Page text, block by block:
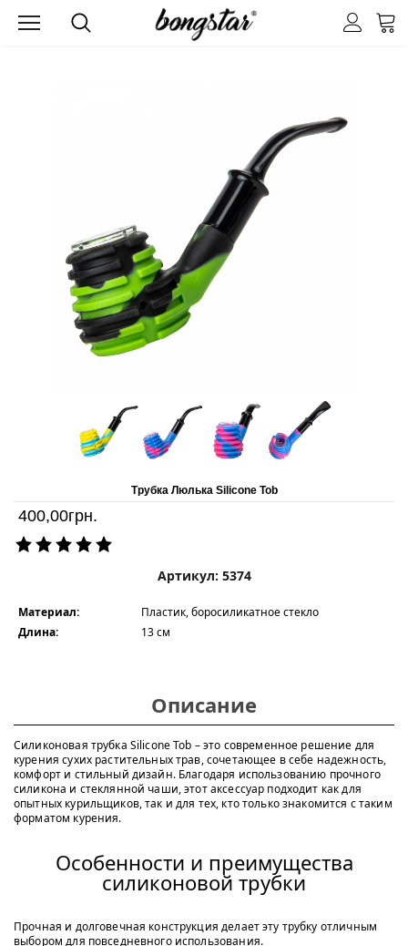
Трубка Люлька Silicone Tob
400,00грн.
Артикул: 5374
Материал:
Пластик, боросиликатное стекло
Длина:
13 см
Описание
Силиконовая трубка Silicone Tob – это современное решение для
курения сухих растительных трав, сочетающее в себе надежность,
комфорт и стильный дизайн. Благодаря использованию прочного
силикона и стеклянной чаши, этот аксессуар подходит как для
опытных курильщиков, так и для тех, кто только знакомится с таким
форматом курения.
Особенности и преимущества
силиконовой трубки
Прочная и долговечная конструкция делает эту трубку отличным
выбором для повседневного использования.